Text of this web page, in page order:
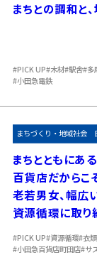
まちとの調和と
#PICK UP#木材#駅舎#多
#小田急電鉄
まちづくり・地域社会
まちとともにある
百貨店だからこ
老若男女、幅広
資源循環に取り
#PICK UP#資源循環#衣
#小田急百貨店町田店#サ